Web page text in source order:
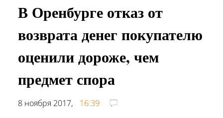
В Оренбурге отказ от
возврата денег покупателю
оценили дороже, чем
предмет спора
8 ноября 2017,
16:39